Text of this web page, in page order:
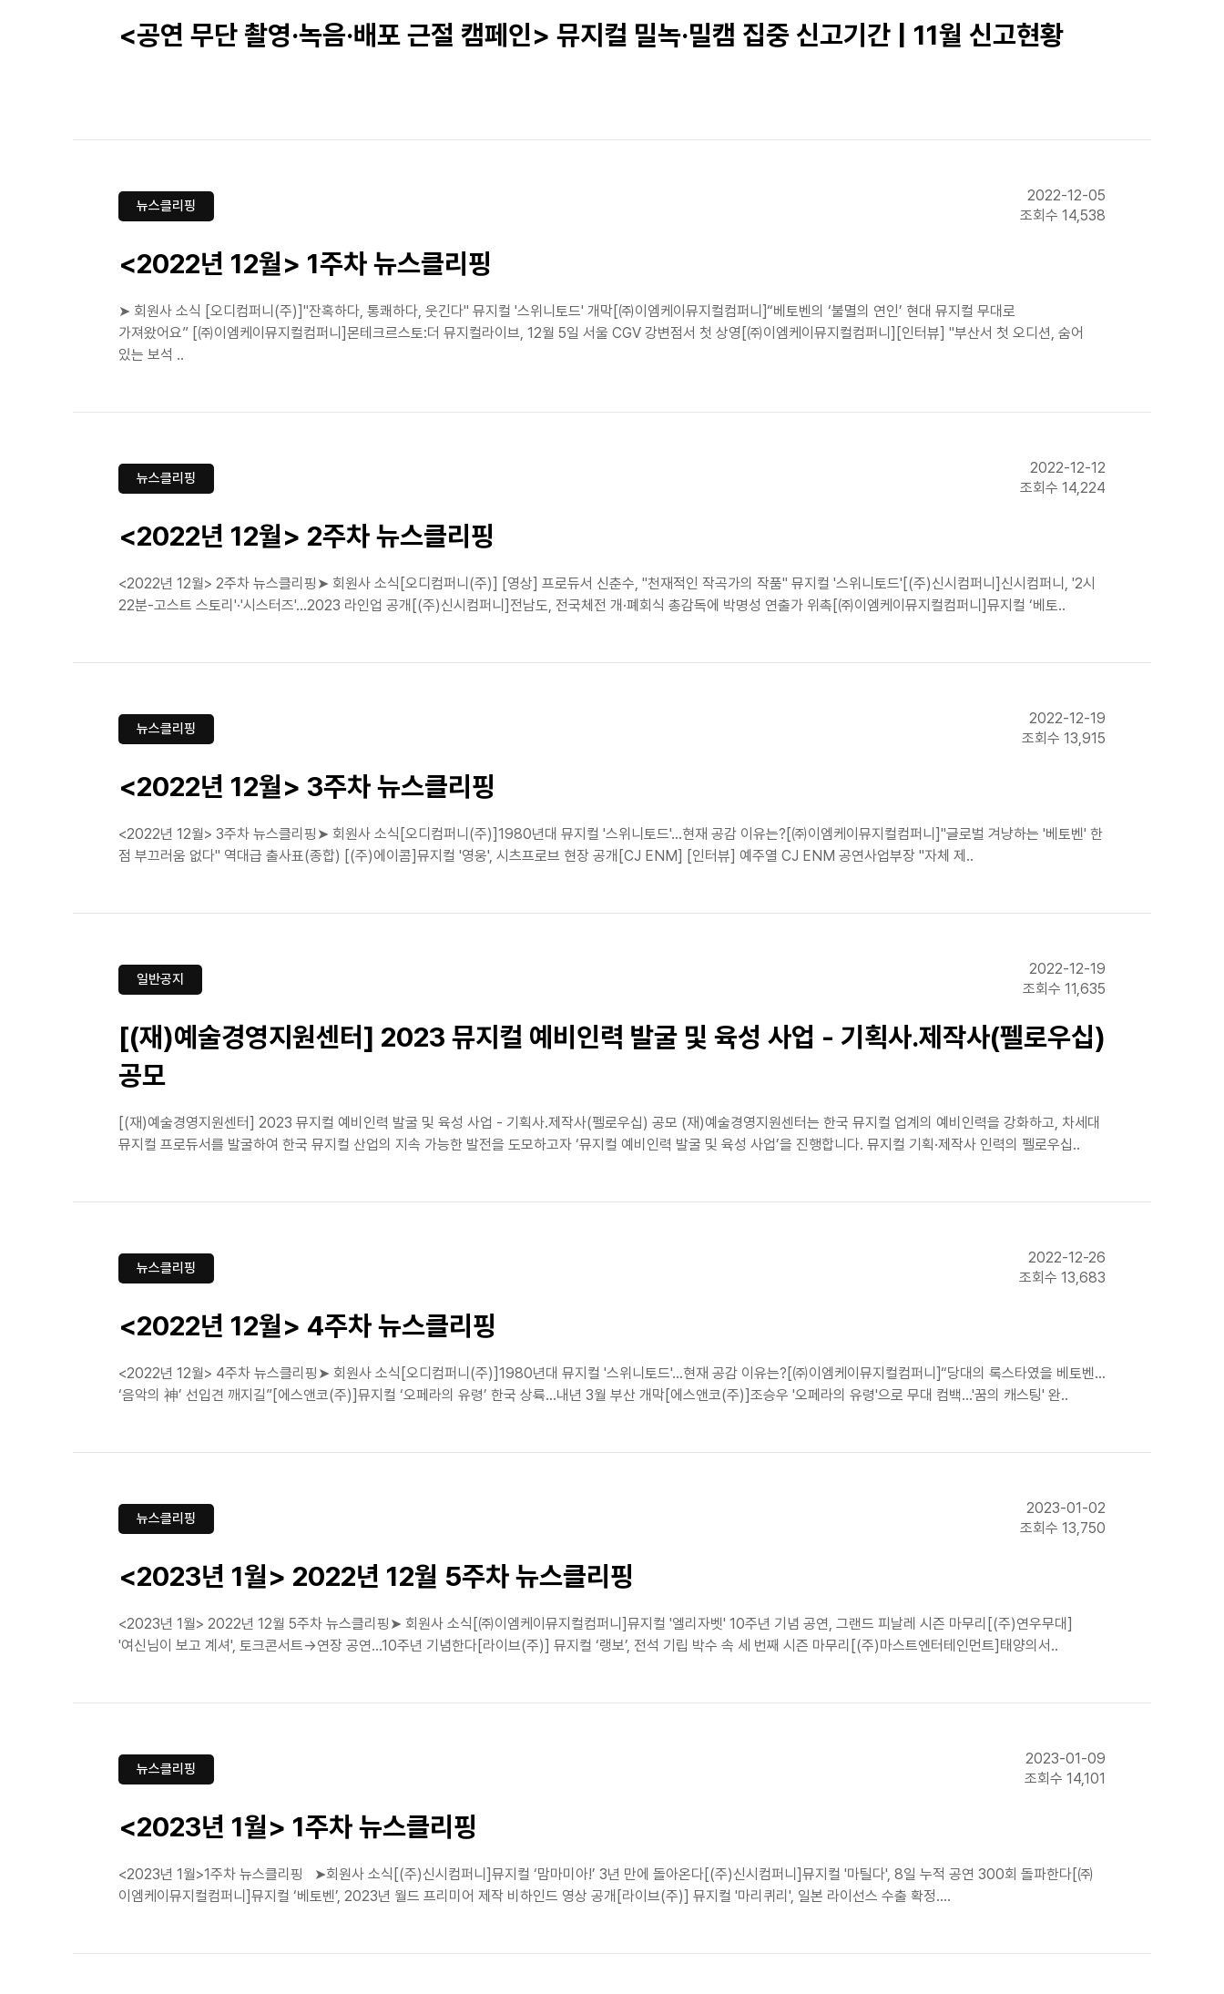
<공연 무단 촬영·녹음·배포 근절 캠페인> 뮤지컬 밀녹·밀캠 집중 신고기간 | 11월 신고현황
뉴스클리핑
2022-12-05
조회수 14,538
<2022년 12월> 1주차 뉴스클리핑
➤ 회원사 소식 [오디컴퍼니(주)]"잔혹하다, 통쾌하다, 웃긴다" 뮤지컬 '스위니토드' 개막[㈜이엠케이뮤지컬컴퍼니]“베토벤의 ‘불멸의 연인’ 현대 뮤지컬 무대로
가져왔어요” [㈜이엠케이뮤지컬컴퍼니]몬테크르스토:더 뮤지컬라이브, 12월 5일 서울 CGV 강변점서 첫 상영[㈜이엠케이뮤지컬컴퍼니][인터뷰] "부산서 첫 오디션, 숨어
있는 보석 ..
뉴스클리핑
2022-12-12
조회수 14,224
<2022년 12월> 2주차 뉴스클리핑
<2022년 12월> 2주차 뉴스클리핑➤ 회원사 소식[오디컴퍼니(주)] [영상] 프로듀서 신춘수, "천재적인 작곡가의 작품" 뮤지컬 '스위니토드'[(주)신시컴퍼니]신시컴퍼니, '2시
22분-고스트 스토리'·'시스터즈'…2023 라인업 공개[(주)신시컴퍼니]전남도, 전국체전 개·폐회식 총감독에 박명성 연출가 위촉[㈜이엠케이뮤지컬컴퍼니]뮤지컬 ‘베토..
뉴스클리핑
2022-12-19
조회수 13,915
<2022년 12월> 3주차 뉴스클리핑
<2022년 12월> 3주차 뉴스클리핑➤ 회원사 소식[오디컴퍼니(주)]1980년대 뮤지컬 '스위니토드'…현재 공감 이유는?[㈜이엠케이뮤지컬컴퍼니]"글로벌 겨냥하는 '베토벤' 한
점 부끄러움 없다" 역대급 출사표(종합) [(주)에이콤]뮤지컬 '영웅', 시츠프로브 현장 공개[CJ ENM] [인터뷰] 예주열 CJ ENM 공연사업부장 "자체 제..
일반공지
2022-12-19
조회수 11,635
[(재)예술경영지원센터] 2023 뮤지컬 예비인력 발굴 및 육성 사업 - 기획사․제작사(펠로우십)
공모
[(재)예술경영지원센터] 2023 뮤지컬 예비인력 발굴 및 육성 사업 - 기획사․제작사(펠로우십) 공모 (재)예술경영지원센터는 한국 뮤지컬 업계의 예비인력을 강화하고, 차세대
뮤지컬 프로듀서를 발굴하여 한국 뮤지컬 산업의 지속 가능한 발전을 도모하고자 ‘뮤지컬 예비인력 발굴 및 육성 사업’을 진행합니다. 뮤지컬 기획·제작사 인력의 펠로우십..
뉴스클리핑
2022-12-26
조회수 13,683
<2022년 12월> 4주차 뉴스클리핑
<2022년 12월> 4주차 뉴스클리핑➤ 회원사 소식[오디컴퍼니(주)]1980년대 뮤지컬 '스위니토드'…현재 공감 이유는?[㈜이엠케이뮤지컬컴퍼니]“당대의 록스타였을 베토벤…
‘음악의 神’ 선입견 깨지길”[에스앤코(주)]뮤지컬 ‘오페라의 유령’ 한국 상륙…내년 3월 부산 개막[에스앤코(주)]조승우 '오페라의 유령'으로 무대 컴백…'꿈의 캐스팅' 완..
뉴스클리핑
2023-01-02
조회수 13,750
<2023년 1월> 2022년 12월 5주차 뉴스클리핑
<2023년 1월> 2022년 12월 5주차 뉴스클리핑➤ 회원사 소식[㈜이엠케이뮤지컬컴퍼니]뮤지컬 '엘리자벳' 10주년 기념 공연, 그랜드 피날레 시즌 마무리[(주)연우무대]
'여신님이 보고 계셔', 토크콘서트→연장 공연...10주년 기념한다[라이브(주)] 뮤지컬 ‘랭보’, 전석 기립 박수 속 세 번째 시즌 마무리[(주)마스트엔터테인먼트]태양의서..
뉴스클리핑
2023-01-09
조회수 14,101
<2023년 1월> 1주차 뉴스클리핑
<2023년 1월>1주차 뉴스클리핑 ➤회원사 소식[(주)신시컴퍼니]뮤지컬 ‘맘마미아!’ 3년 만에 돌아온다[(주)신시컴퍼니]뮤지컬 '마틸다', 8일 누적 공연 300회 돌파한다[㈜
이엠케이뮤지컬컴퍼니]뮤지컬 ‘베토벤’, 2023년 월드 프리미어 제작 비하인드 영상 공개[라이브(주)] 뮤지컬 '마리퀴리', 일본 라이선스 수출 확정....